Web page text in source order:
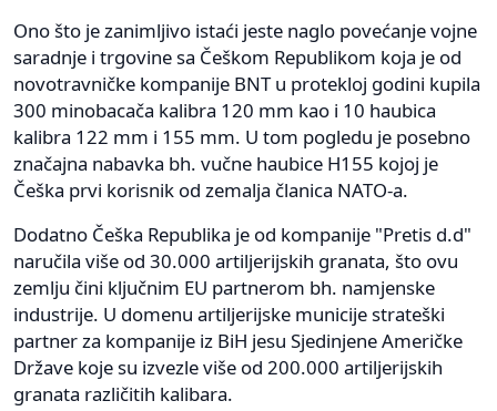
Ono što je zanimljivo istaći jeste naglo povećanje vojne
saradnje i trgovine sa Češkom Republikom koja je od
novotravničke kompanije BNT u protekloj godini kupila
300 minobacača kalibra 120 mm kao i 10 haubica
kalibra 122 mm i 155 mm. U tom pogledu je posebno
značajna nabavka bh. vučne haubice H155 kojoj je
Češka prvi korisnik od zemalja članica NATO-a.
Dodatno Češka Republika je od kompanije "Pretis d.d"
naručila više od 30.000 artiljerijskih granata, što ovu
zemlju čini ključnim EU partnerom bh. namjenske
industrije. U domenu artiljerijske municije strateški
partner za kompanije iz BiH jesu Sjedinjene Američke
Države koje su izvezle više od 200.000 artiljerijskih
granata različitih kalibara.